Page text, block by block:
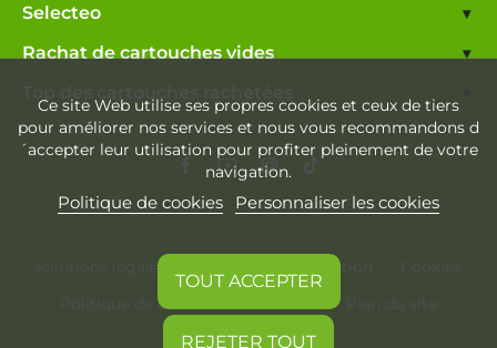
Selecteo ▾
Rachat de cartouches vides ▾
Top des cartouches rachetées
Ce site Web utilise ses propres cookies et ceux de tiers
pour améliorer nos services et nous vous recommandons d
´accepter leur utilisation pour profiter pleinement de votre
navigation.
Politique de cookies Personnaliser les cookies
REJETER TOUT
TOUT ACCEPTER
Mentions légales Conditions d'utilisation
Cookies
Politique de confidentialité
Plan du site